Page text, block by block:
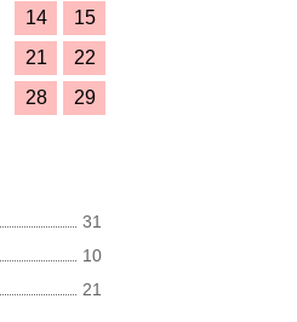
14
15
21
22
28
29
31
10
21